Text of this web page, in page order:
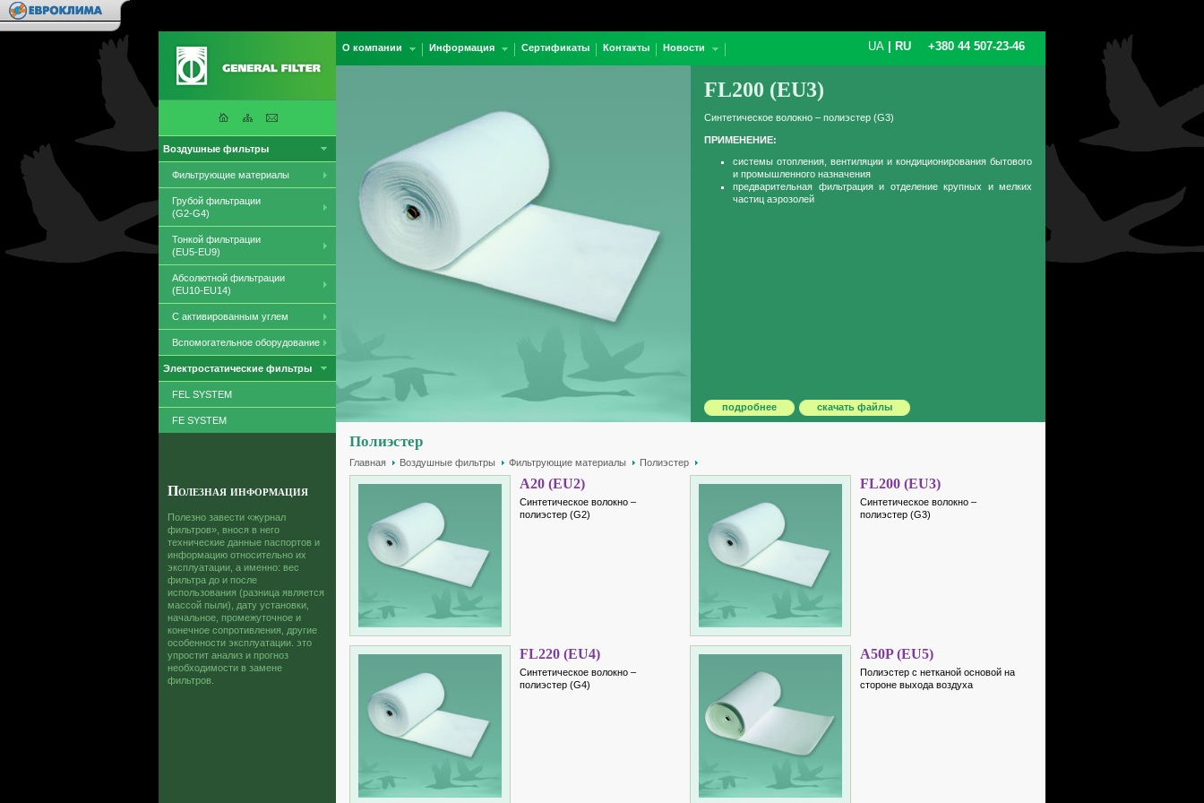
Воздушные фильтры
Фильтрующие материалы
Грубой фильтрации
(G2-G4)
Тонкой фильтрации
(EU5-EU9)
Абсолютной фильтрации
(EU10-EU14)
С активированным углем
Вспомогательное оборудование
Электростатические фильтры
FEL SYSTEM
FE SYSTEM
+380 44 507-23-46
UA RU
О компании Информация Сертификаты Контакты Новости
FL200 (EU3)
Синтетическое волокно – полиэстер (G3)
ПРИМЕНЕНИЕ:
системы отопления, вентиляции и кондиционирования бытового
и промышленного назначения
предварительная фильтрация и отделение крупных и мелких
частиц аэрозолей
подробнее скачать файлы
Полезная информация
Полезно завести «журнал
фильтров», внося в него
технические данные паспортов и
информацию относительно их
эксплуатации, а именно: вес
фильтра до и после
использования (разница является
массой пыли), дату установки,
начальное, промежуточное и
конечное сопротивления, другие
особенности эксплуатации. это
упростит анализ и прогноз
необходимости в замене
фильтров.
Полиэстер
Главная Воздушные фильтры Фильтрующие материалы Полиэстер
A20 (EU2)
Синтетическое волокно –
полиэстер (G2)
FL200 (EU3)
Синтетическое волокно –
полиэстер (G3)
FL220 (EU4)
Синтетическое волокно –
полиэстер (G4)
A50P (EU5)
Полиэстер с нетканой основой на
стороне выхода воздуха